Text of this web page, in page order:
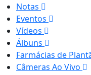
Notas
Eventos
Vídeos
Álbuns
Farmácias de
Câmeras Ao Vivo